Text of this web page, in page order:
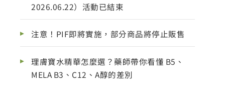
2026.06.22）活動已結束
注意！PIF即將實施，部分商品將停止販售
理膚寶水精華怎麼選？藥師帶你看懂 B5、
MELA B3、C12、A醇的差別